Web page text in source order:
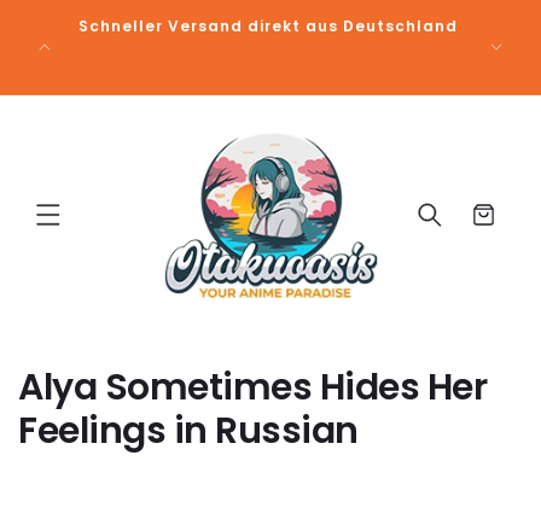
Inhalt
Schneller Versand direkt aus Deutschland
Warenkorb
K
a
Alya Sometimes Hides Her
Feelings in Russian